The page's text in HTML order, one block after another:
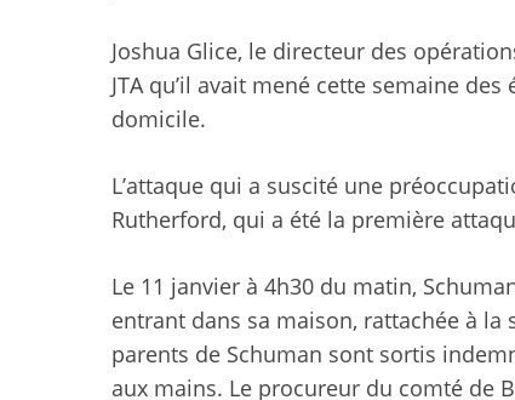
Joshua Glice, le directeur des
JTA qu’il avait mené cette semaine
domicile.
L’attaque qui a suscité une
Rutherford, qui a été la première
Le 11 janvier à 4h30 du matin,
entrant dans sa maison, rattachée à la
parents de Schuman sont sortis
aux mains. Le procureur du comté de